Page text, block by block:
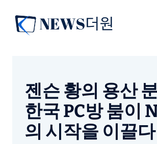
젠슨 황의 용산
한국 PC방 붐이
의 시작을 이끌다